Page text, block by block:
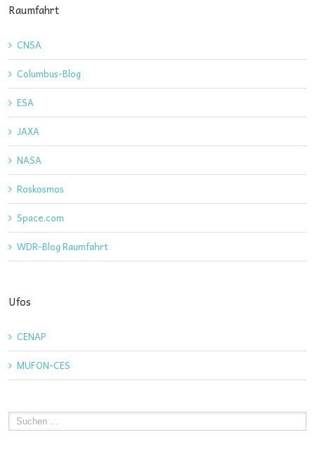
Raumfahrt
CNSA
Columbus-Blog
ESA
JAXA
NASA
Roskosmos
Space.com
WDR-Blog Raumfahrt
Ufos
CENAP
MUFON-CES